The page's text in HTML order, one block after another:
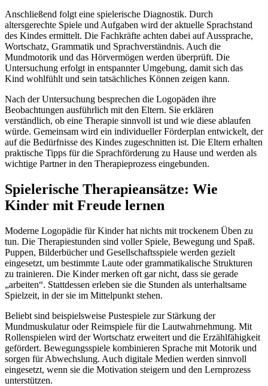
Anschließend folgt eine spielerische Diagnostik. Durch
altersgerechte Spiele und Aufgaben wird der aktuelle Sprachstand
des Kindes ermittelt. Die Fachkräfte achten dabei auf Aussprache,
Wortschatz, Grammatik und Sprachverständnis. Auch die
Mundmotorik und das Hörvermögen werden überprüft. Die
Untersuchung erfolgt in entspannter Umgebung, damit sich das
Kind wohlfühlt und sein tatsächliches Können zeigen kann.
Nach der Untersuchung besprechen die Logopäden ihre
Beobachtungen ausführlich mit den Eltern. Sie erklären
verständlich, ob eine Therapie sinnvoll ist und wie diese ablaufen
würde. Gemeinsam wird ein individueller Förderplan entwickelt, der
auf die Bedürfnisse des Kindes zugeschnitten ist. Die Eltern erhalten
praktische Tipps für die Sprachförderung zu Hause und werden als
wichtige Partner in den Therapieprozess eingebunden.
Spielerische Therapieansätze: Wie
Kinder mit Freude lernen
Moderne Logopädie für Kinder hat nichts mit trockenem Üben zu
tun. Die Therapiestunden sind voller Spiele, Bewegung und Spaß.
Puppen, Bilderbücher und Gesellschaftsspiele werden gezielt
eingesetzt, um bestimmte Laute oder grammatikalische Strukturen
zu trainieren. Die Kinder merken oft gar nicht, dass sie gerade
„arbeiten“. Stattdessen erleben sie die Stunden als unterhaltsame
Spielzeit, in der sie im Mittelpunkt stehen.
Beliebt sind beispielsweise Pustespiele zur Stärkung der
Mundmuskulatur oder Reimspiele für die Lautwahrnehmung. Mit
Rollenspielen wird der Wortschatz erweitert und die Erzählfähigkeit
gefördert. Bewegungsspiele kombinieren Sprache mit Motorik und
sorgen für Abwechslung. Auch digitale Medien werden sinnvoll
eingesetzt, wenn sie die Motivation steigern und den Lernprozess
unterstützen.